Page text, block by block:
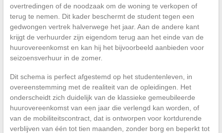
overtredingen of de noodzaak om de woning te verkopen of
terug te nemen. Dit kader beschermt de student tegen een
gedwongen vertrek halverwege het jaar. Aan de andere kant
krijgt de verhuurder zijn eigendom terug aan het einde van de
huurovereenkomst en kan hij het bijvoorbeeld aanbieden voor
seizoensverhuur in de zomer.
Dit schema is perfect afgestemd op het studentenleven, in
overeenstemming met de realiteit van de opleidingen. Het
onderscheidt zich duidelijk van de klassieke gemeubileerde
huurovereenkomst van een jaar die verlengd kan worden, of
van de mobiliteitscontract, dat is ontworpen voor kortdurende
verblijven van één tot tien maanden, zonder borg en beperkt tot